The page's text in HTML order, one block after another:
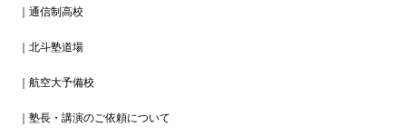
｜通信制高校
｜北斗塾道場
｜航空大予備校
｜塾長・講演のご依頼について